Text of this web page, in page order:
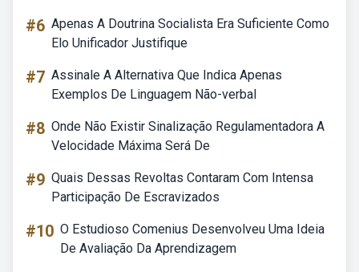
#6 Apenas A Doutrina Socialista Era Suficiente Como
Elo Unificador Justifique
#7 Assinale A Alternativa Que Indica Apenas
Exemplos De Linguagem Não-verbal
#8 Onde Não Existir Sinalização Regulamentadora A
Velocidade Máxima Será De
#9 Quais Dessas Revoltas Contaram Com Intensa
Participação De Escravizados
#10 O Estudioso Comenius Desenvolveu Uma Ideia
De Avaliação Da Aprendizagem